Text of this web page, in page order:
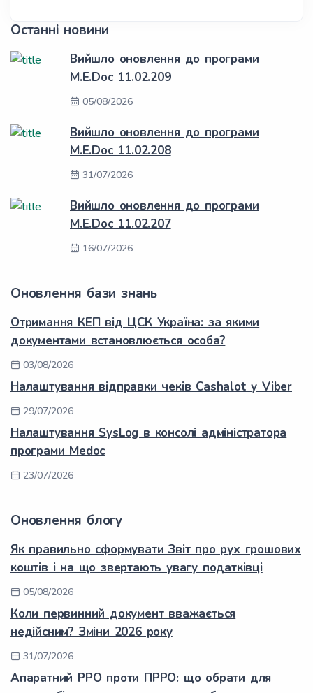
Останні новини
Вийшло оновлення до програми
M.E.Doc 11.02.209
05/08/2026
Вийшло оновлення до програми
M.E.Doc 11.02.208
31/07/2026
Вийшло оновлення до програми
M.E.Doc 11.02.207
16/07/2026
Оновлення бази знань
Отримання КЕП від ЦСК Україна: за якими
документами встановлюється особа?
03/08/2026
Налаштування відправки чеків Cashalot у Viber
29/07/2026
Налаштування SysLog в консолі адміністратора
програми Medoc
23/07/2026
Оновлення блогу
Як правильно сформувати Звіт про рух грошових
коштів і на що звертають увагу податківці
05/08/2026
Коли первинний документ вважається
недійсним? Зміни 2026 року
31/07/2026
Апаратний РРО проти ПРРО: що обрати для